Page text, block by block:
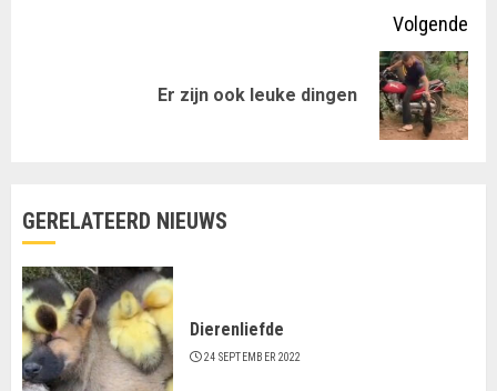
Volgende
Er zijn ook leuke dingen
GERELATEERD NIEUWS
Dierenliefde
24 SEPTEMBER 2022